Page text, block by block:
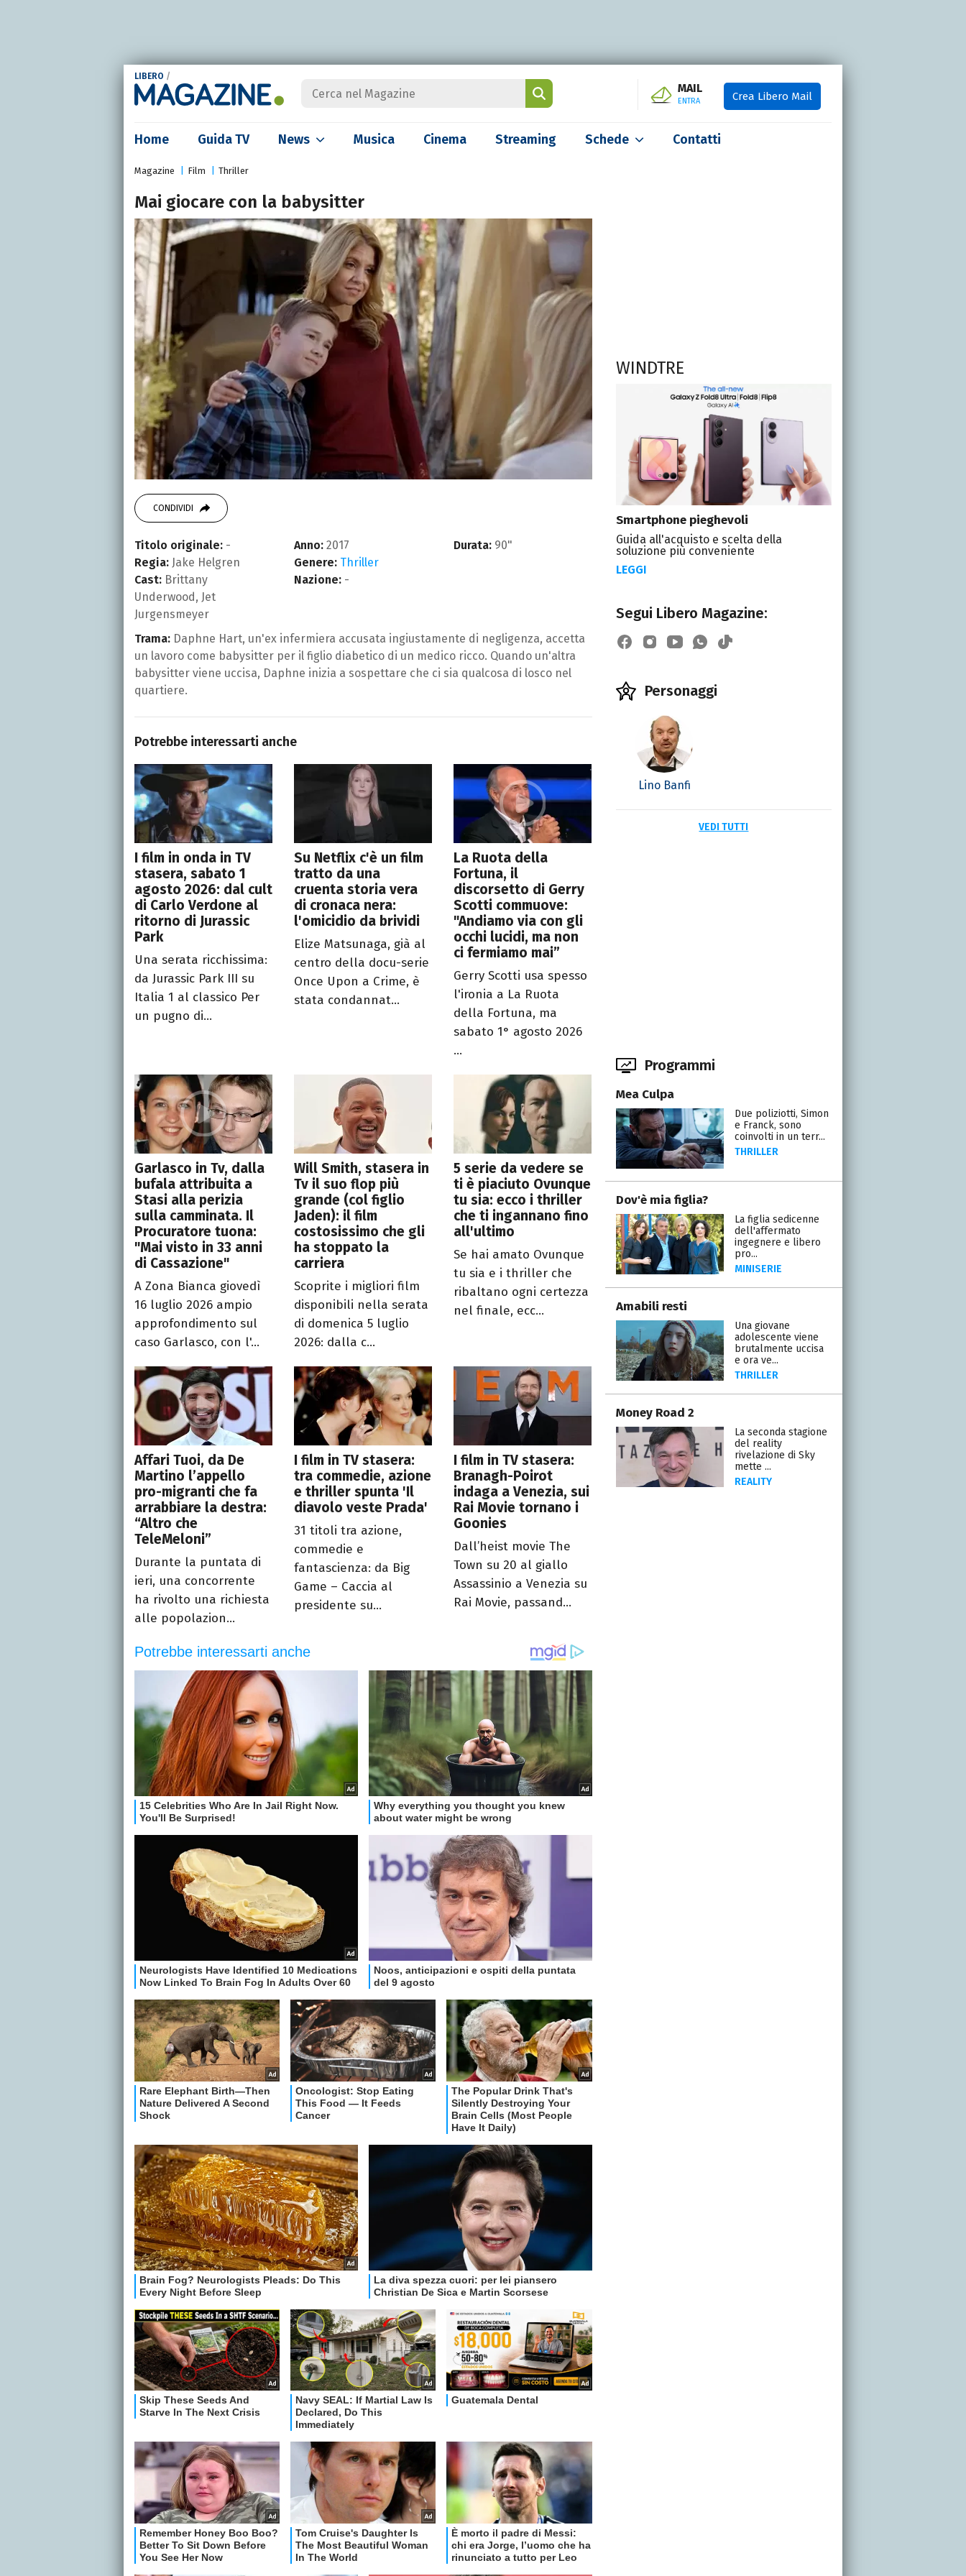
LIBERO /
MAIL
ENTRA Crea Libero Mail
Home Guida TV News Musica Cinema Streaming Schede Contatti
Magazine Film Thriller
Mai giocare con la babysitter
CONDIVIDI
Titolo originale: -
Regia: Jake Helgren
Cast: Brittany
Underwood, Jet
Jurgensmeyer
Anno: 2017
Genere: Thriller
Nazione: -
Durata: 90"
Trama: Daphne Hart, un'ex infermiera accusata ingiustamente di negligenza, accetta
un lavoro come babysitter per il figlio diabetico di un medico ricco. Quando un'altra
babysitter viene uccisa, Daphne inizia a sospettare che ci sia qualcosa di losco nel
quartiere.
Potrebbe interessarti anche
I film in onda in TV
stasera, sabato 1
agosto 2026: dal cult
di Carlo Verdone al
ritorno di Jurassic
Park
Una serata ricchissima:
da Jurassic Park III su
Italia 1 al classico Per
un pugno di...
Su Netflix c'è un film
tratto da una
cruenta storia vera
di cronaca nera:
l'omicidio da brividi
Elize Matsunaga, già al
centro della docu-serie
Once Upon a Crime, è
stata condannat...
La Ruota della
Fortuna, il
discorsetto di Gerry
Scotti commuove:
"Andiamo via con gli
occhi lucidi, ma non
ci fermiamo mai”
Gerry Scotti usa spesso
l'ironia a La Ruota
della Fortuna, ma
sabato 1° agosto 2026
...
Garlasco in Tv, dalla
bufala attribuita a
Stasi alla perizia
sulla camminata. Il
Procuratore tuona:
"Mai visto in 33 anni
di Cassazione"
A Zona Bianca giovedì
16 luglio 2026 ampio
approfondimento sul
caso Garlasco, con l'...
Will Smith, stasera in
Tv il suo flop più
grande (col figlio
Jaden): il film
costosissimo che gli
ha stoppato la
carriera
Scoprite i migliori film
disponibili nella serata
di domenica 5 luglio
2026: dalla c...
5 serie da vedere se
ti è piaciuto Ovunque
tu sia: ecco i thriller
che ti ingannano fino
all'ultimo
Se hai amato Ovunque
tu sia e i thriller che
ribaltano ogni certezza
nel finale, ecc...
Affari Tuoi, da De
Martino l’appello
pro-migranti che fa
arrabbiare la destra:
“Altro che
TeleMeloni”
Durante la puntata di
ieri, una concorrente
ha rivolto una richiesta
alle popolazion...
I film in TV stasera:
tra commedie, azione
e thriller spunta 'Il
diavolo veste Prada'
31 titoli tra azione,
commedie e
fantascienza: da Big
Game – Caccia al
presidente su...
I film in TV stasera:
Branagh-Poirot
indaga a Venezia, sui
Rai Movie tornano i
Goonies
Dall’heist movie The
Town su 20 al giallo
Assassinio a Venezia su
Rai Movie, passand...
WINDTRE
Smartphone pieghevoli
Guida all'acquisto e scelta della
soluzione più conveniente
LEGGI
Segui Libero Magazine:
Personaggi
Lino Banfi
VEDI TUTTI
Programmi
Mea Culpa
Due poliziotti, Simon
e Franck, sono
coinvolti in un terr...
THRILLER
Dov'è mia figlia?
La figlia sedicenne
dell'affermato
ingegnere e libero
pro...
MINISERIE
Amabili resti
Una giovane
adolescente viene
brutalmente uccisa
e ora ve...
THRILLER
Money Road 2
La seconda stagione
del reality
rivelazione di Sky
mette ...
REALITY